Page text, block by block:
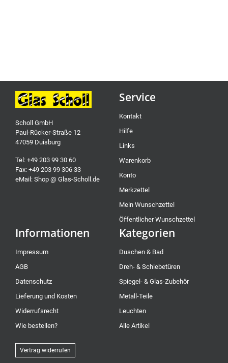
Scholl GmbH
Paul-Rücker-Straße 12
47059 Duisburg
Tel: +49 203 99 30 60
Fax: +49 203 99 306 33
eMail: Shop @ Glas-Scholl.de
Service
Kontakt
Hilfe
Links
Warenkorb
Konto
Merkzettel
Mein Wunschzettel
Öffentlicher Wunschzettel
Informationen
Impressum
AGB
Datenschutz
Lieferung und Kosten
Widerrufsrecht
Wie bestellen?
Vertrag widerrufen
Kategorien
Duschen & Bad
Dreh- & Schiebetüren
Spiegel- & Glas-Zubehör
Metall-Teile
Leuchten
Alle Artikel